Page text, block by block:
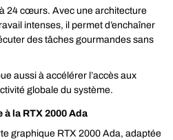
24 cœurs. Avec une architecture
intenses, il permet d’enchaîner
des tâches gourmandes sans
aussi à accélérer l’accès aux
globale du système.
la RTX 2000 Ada
graphique RTX 2000 Ada, adaptée